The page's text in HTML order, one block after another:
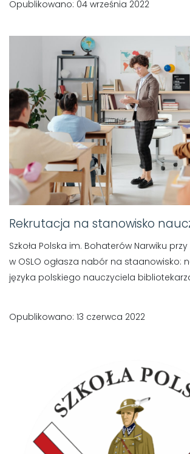
Opublikowano: 04 września 2022
Rekrutacja na stanowisko
Szkoła Polska im. Bohaterów Narwiku
w OSLO ogłasza nabór na staanowisko:
języka polskiego nauczyciela
Opublikowano: 13 czerwca 2022